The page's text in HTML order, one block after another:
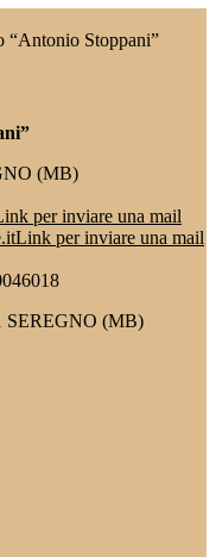
“Antonio Stoppani”
(MB)
per inviare una mail
Link per inviare una mail
SEREGNO (MB)